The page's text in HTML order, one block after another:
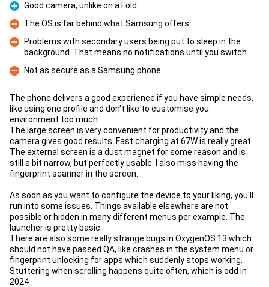
Pluspunt
Good camera, unlike on a Fold
Minpunt
The OS is far behind what Samsung offers
Minpunt
Problems with secondary users being put to sleep in the
background. That means no notifications until you switch
Minpunt
Not as secure as a Samsung phone
The phone delivers a good experience if you have simple needs,
like using one profile and don't like to customise you
environment too much.
The large screen is very convenient for productivity and the
camera gives good results. Fast charging at 67W is really great.
The external screen is a dust magnet for some reason and is
still a bit narrow, but perfectly usable. I also miss having the
fingerprint scanner in the screen.
As soon as you want to configure the device to your liking, you'll
run into some issues. Things available elsewhere are not
possible or hidden in many different menus per example. The
launcher is pretty basic.
There are also some really strange bugs in OxygenOS 13 which
should not have passed QA, like crashes in the system menu or
fingerprint unlocking for apps which suddenly stops working.
Stuttering when scrolling happens quite often, which is odd in
2024